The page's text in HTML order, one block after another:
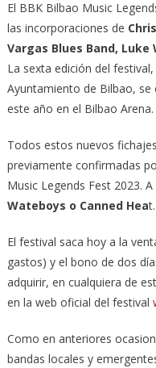
El BBK Bilbao Music
las incorporaciones de
Vargas Blues Band,
La sexta edición del
Ayuntamiento de Bilbao, se
este año en el Bilbao Arena.
Todos estos nuevos
previamente confirmadas
Music Legends Fest 2023. A
Wateboys o Canned Heat.
El festival saca hoy a la
gastos) y el bono de dos
adquirir, en cualquiera de
en la web oficial del festival
Como en anteriores
bandas locales y